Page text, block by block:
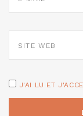
WEB
J'AI LU ET